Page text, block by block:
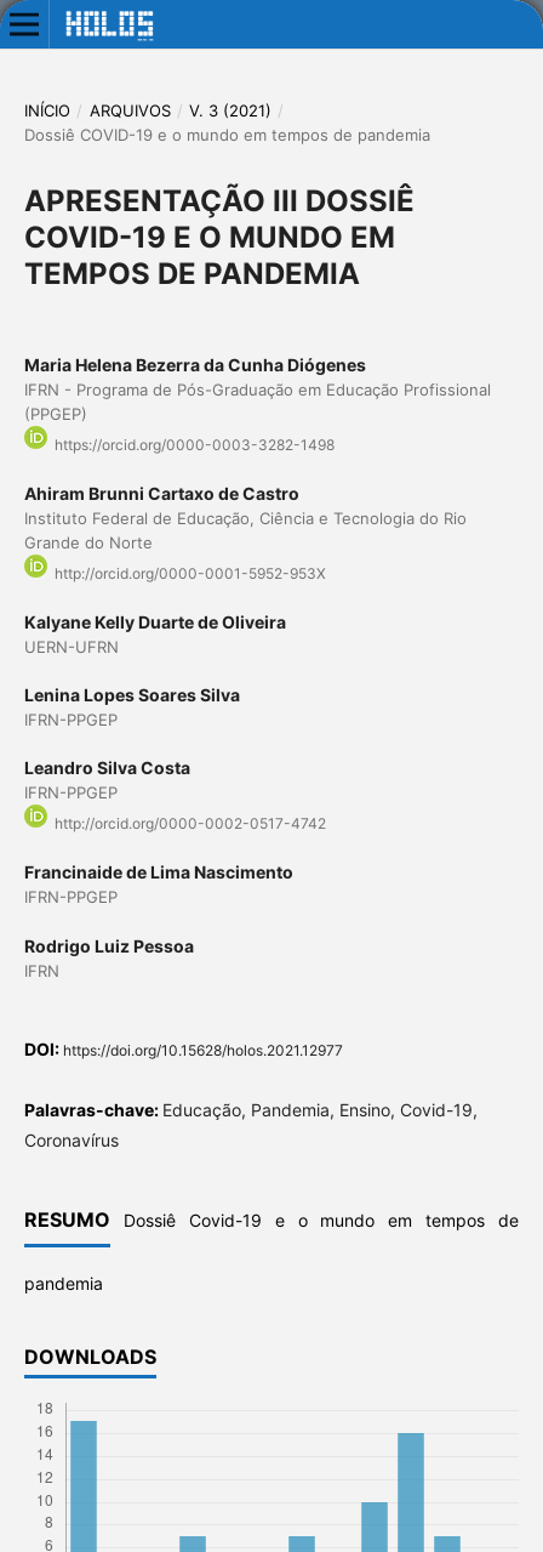
INÍCIO / ARQUIVOS / V. 3 (2021) /
Dossiê COVID-19 e o mundo em tempos de pandemia
APRESENTAÇÃO III DOSSIÊ
COVID-19 E O MUNDO EM
TEMPOS DE PANDEMIA
Maria Helena Bezerra da Cunha Diógenes
IFRN - Programa de Pós-Graduação em Educação Profissional
(PPGEP)
https://orcid.org/0000-0003-3282-1498
Ahiram Brunni Cartaxo de Castro
Instituto Federal de Educação, Ciência e Tecnologia do Rio
Grande do Norte
http://orcid.org/0000-0001-5952-953X
Kalyane Kelly Duarte de Oliveira
UERN-UFRN
Lenina Lopes Soares Silva
IFRN-PPGEP
Leandro Silva Costa
IFRN-PPGEP
http://orcid.org/0000-0002-0517-4742
Francinaide de Lima Nascimento
IFRN-PPGEP
Rodrigo Luiz Pessoa
IFRN
DOI: https://doi.org/10.15628/holos.2021.12977
Palavras-chave: Educação, Pandemia, Ensino, Covid-19,
Coronavírus
RESUMO Dossiê Covid-19 e o mundo em tempos de
pandemia
DOWNLOADS